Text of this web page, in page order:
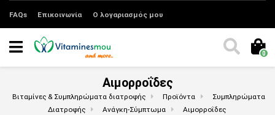
FAQs Επικοινωνία Ο λογαριασμός μου
0
Αιμορροΐδες
Βιταμίνες & Συμπληρώματα διατροφής Προϊόντα
Συμπληρώματα
Διατροφής
Ανάγκη-Σύμπτωμα Αιμορροΐδες